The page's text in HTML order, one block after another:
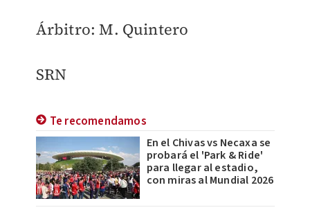
Árbitro: M. Quintero
SRN
Te recomendamos
En el Chivas vs Necaxa se
probará el 'Park & Ride'
para llegar al estadio,
con miras al Mundial 2026